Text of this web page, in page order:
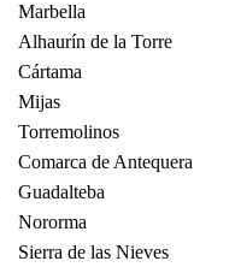
Marbella
Alhaurín de la Torre
Cártama
Mijas
Torremolinos
Comarca de Antequera
Guadalteba
Nororma
Sierra de las Nieves